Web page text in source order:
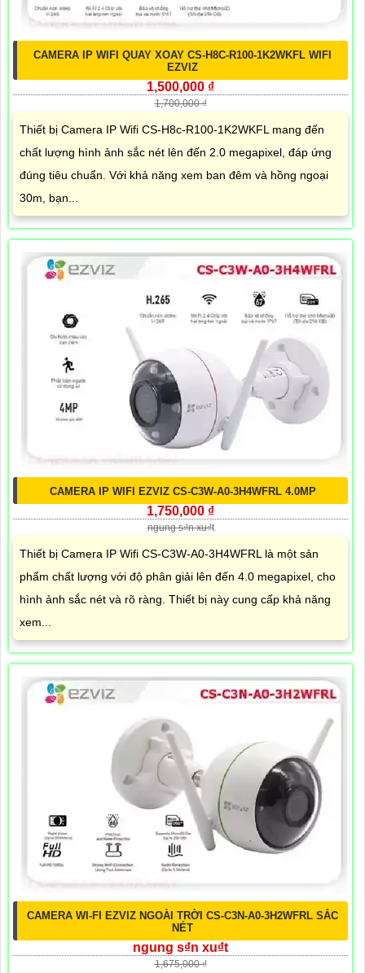
CAMERA IP WIFI QUAY XOAY CS-H8C-R100-1K2WKFL WIFI
EZVIZ
1,500,000 ₫
1,700,000 ₫
Thiết bị Camera IP Wifi CS-H8c-R100-1K2WKFL mang đến
chất lượng hình ảnh sắc nét lên đến 2.0 megapixel, đáp ứng
đúng tiêu chuẩn. Với khả năng xem ban đêm và hồng ngoại
30m, bạn...
CAMERA IP WIFI EZVIZ CS-C3W-A0-3H4WFRL 4.0MP
1,750,000 ₫
ngung s₫n xu₫t
Thiết bị Camera IP Wifi CS-C3W-A0-3H4WFRL là một sản
phẩm chất lượng với độ phân giải lên đến 4.0 megapixel, cho
hình ảnh sắc nét và rõ ràng. Thiết bị này cung cấp khả năng
xem...
CAMERA WI-FI EZVIZ NGOÀI TRỜI CS-C3N-A0-3H2WFRL SẮC
NÉT
ngung s₫n xu₫t
1,675,000 ₫